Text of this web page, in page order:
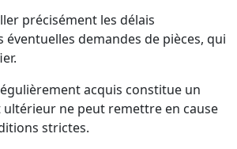
précisément les délais
demandes de pièces, qui
acquis constitue un
ne peut remettre en cause
strictes.